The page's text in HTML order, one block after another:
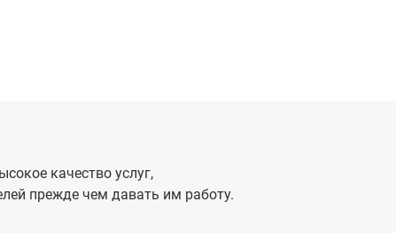
качество услуг,
прежде чем давать им работу.